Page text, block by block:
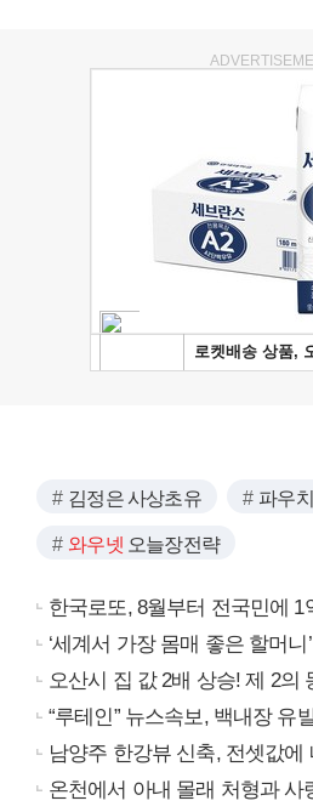
김정은 사상초유 파우치
와우넷 오늘장전략
한국로또, 8월부터 전국민에 1
‘세계서 가장 몸매 좋은 할머니
오산시 집 값 2배 상승! 제 2의
“루테인” 뉴스속보, 백내장 유
남양주 한강뷰 신축, 전셋값에
온천에서 아내 몰래 처형과 사